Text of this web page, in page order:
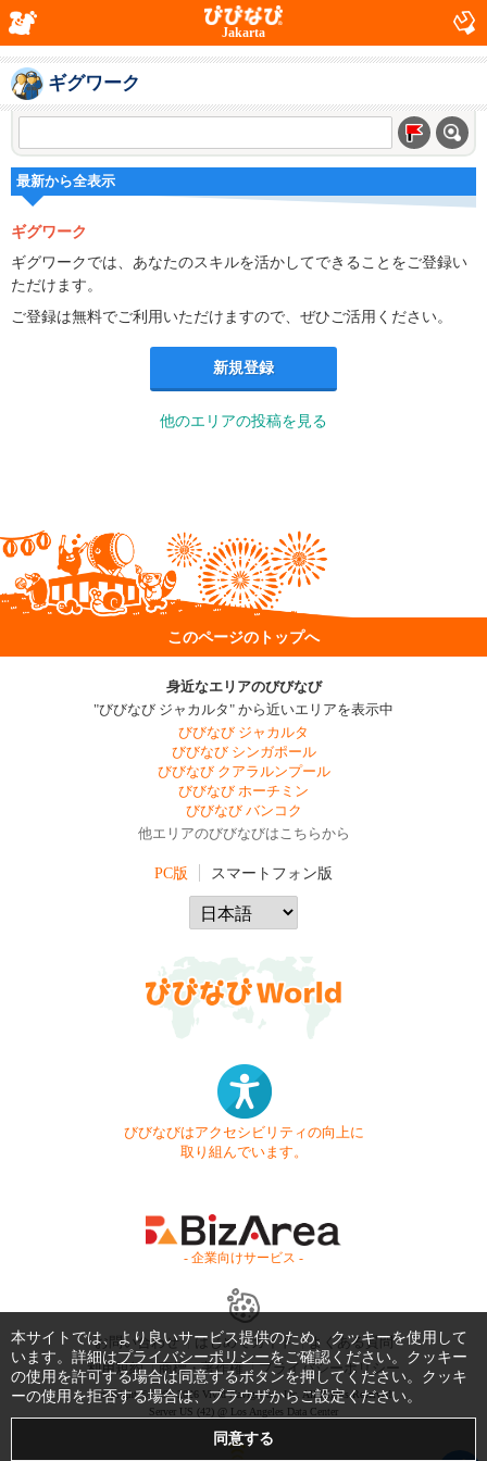
Jakarta
ギグワーク
最新から全表示
ギグワーク
ギグワークでは、あなたのスキルを活かしてできることをご登録い
ただけます。
ご登録は無料でご利用いただけますので、ぜひご活用ください。
新規登録
他のエリアの投稿を見る
このページのトップへ
身近なエリアのびびなび
"びびなび ジャカルタ" から近いエリアを表示中
びびなび ジャカルタ
びびなび シンガポール
びびなび クアラルンプール
びびなび ホーチミン
びびなび バンコク
他エリアのびびなびはこちらから
PC版 スマートフォン版
びびなびはアクセシビリティの向上に
取り組んでいます。
- 企業向けサービス -
お問い合わせ はじめてガイド
よくある質問
利用規約
商標・著作権 プライバシーポリシー
Copyright © 1999-2026 Vivid Navigation, Inc. All Rights Reserved.
Server US (42) @ Los Angeles Data Center
本サイトでは、より良いサービス提供のため、クッキーを使用して
います。詳細はプライバシーポリシーをご確認ください。クッキー
の使用を許可する場合は同意するボタンを押してください。クッキ
ーの使用を拒否する場合は、ブラウザからご設定ください。